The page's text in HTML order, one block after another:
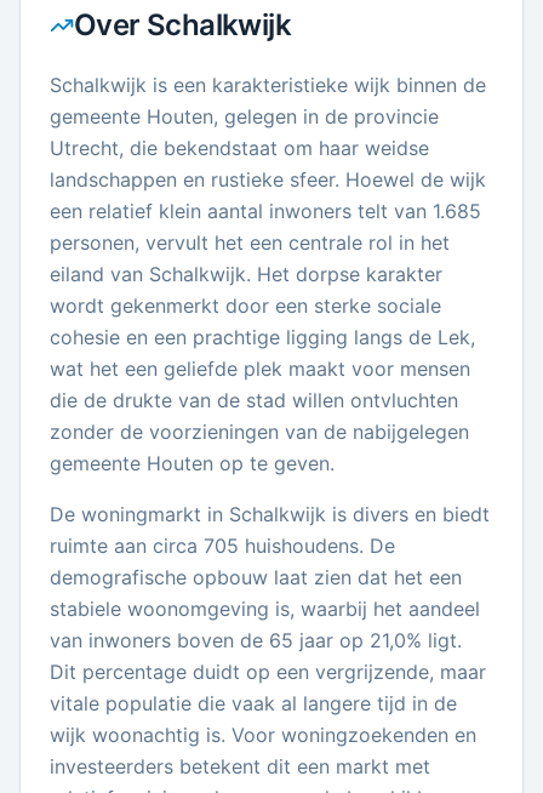
Over Schalkwijk
Schalkwijk is een karakteristieke wijk binnen de
gemeente Houten, gelegen in de provincie
Utrecht, die bekendstaat om haar weidse
landschappen en rustieke sfeer. Hoewel de wijk
een relatief klein aantal inwoners telt van 1.685
personen, vervult het een centrale rol in het
eiland van Schalkwijk. Het dorpse karakter
wordt gekenmerkt door een sterke sociale
cohesie en een prachtige ligging langs de Lek,
wat het een geliefde plek maakt voor mensen
die de drukte van de stad willen ontvluchten
zonder de voorzieningen van de nabijgelegen
gemeente Houten op te geven.
De woningmarkt in Schalkwijk is divers en biedt
ruimte aan circa 705 huishoudens. De
demografische opbouw laat zien dat het een
stabiele woonomgeving is, waarbij het aandeel
van inwoners boven de 65 jaar op 21,0% ligt.
Dit percentage duidt op een vergrijzende, maar
vitale populatie die vaak al langere tijd in de
wijk woonachtig is. Voor woningzoekenden en
investeerders betekent dit een markt met